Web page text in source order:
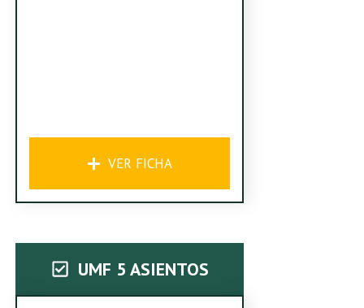
VER FICHA
UMF 5 ASIENTOS